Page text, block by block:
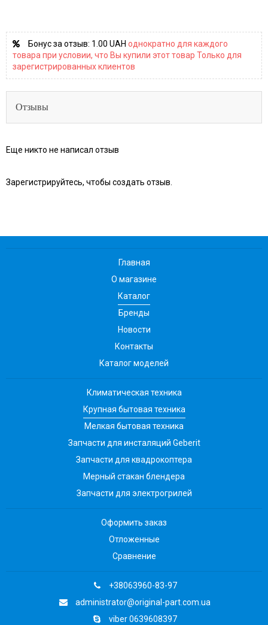
Бонус за отзыв: 1.00 UAH однократно для каждого
товара при условии, что Вы купили этот товар Только для
зарегистрированных клиентов
Отзывы
Еще никто не написал отзыв
Зарегистрируйтесь, чтобы создать отзыв.
Главная
О магазине
Каталог
Бренды
Новости
Контакты
Каталог моделей
Климатическая техника
Крупная бытовая техника
Мелкая бытовая техника
Запчасти для инсталяций Geberit
Запчасти для квадрокоптера
Мерный стакан блендера
Запчасти для электрогрилей
Оформить заказ
Отложенные
Сравнение
+38063960-83-97
administrator@original-part.com.ua
viber 0639608397